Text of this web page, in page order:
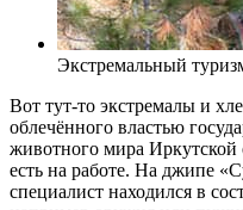
Экстремальный
Вот тут-то экстремалы и
облечённого властью
животного мира Иркутской
есть на работе. На джипе
специалист находился в